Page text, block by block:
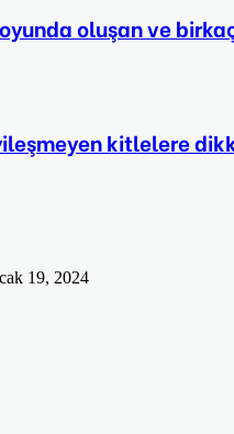
oluşan ve
kitlelere
19, 2024